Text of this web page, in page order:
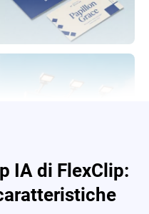
IA di FlexClip: